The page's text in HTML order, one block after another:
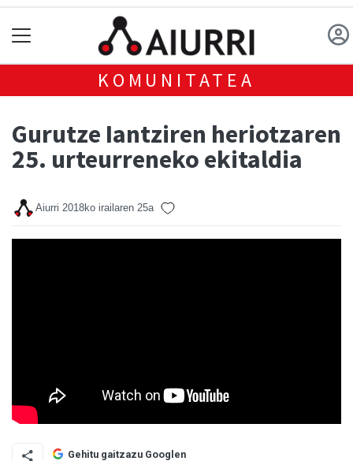
KOMUNITATEA
Gurutze Iantziren heriotzaren
25. urteurreneko ekitaldia
Aiurri 2018ko irailaren 25a
Gehitu gaitzazu Googlen